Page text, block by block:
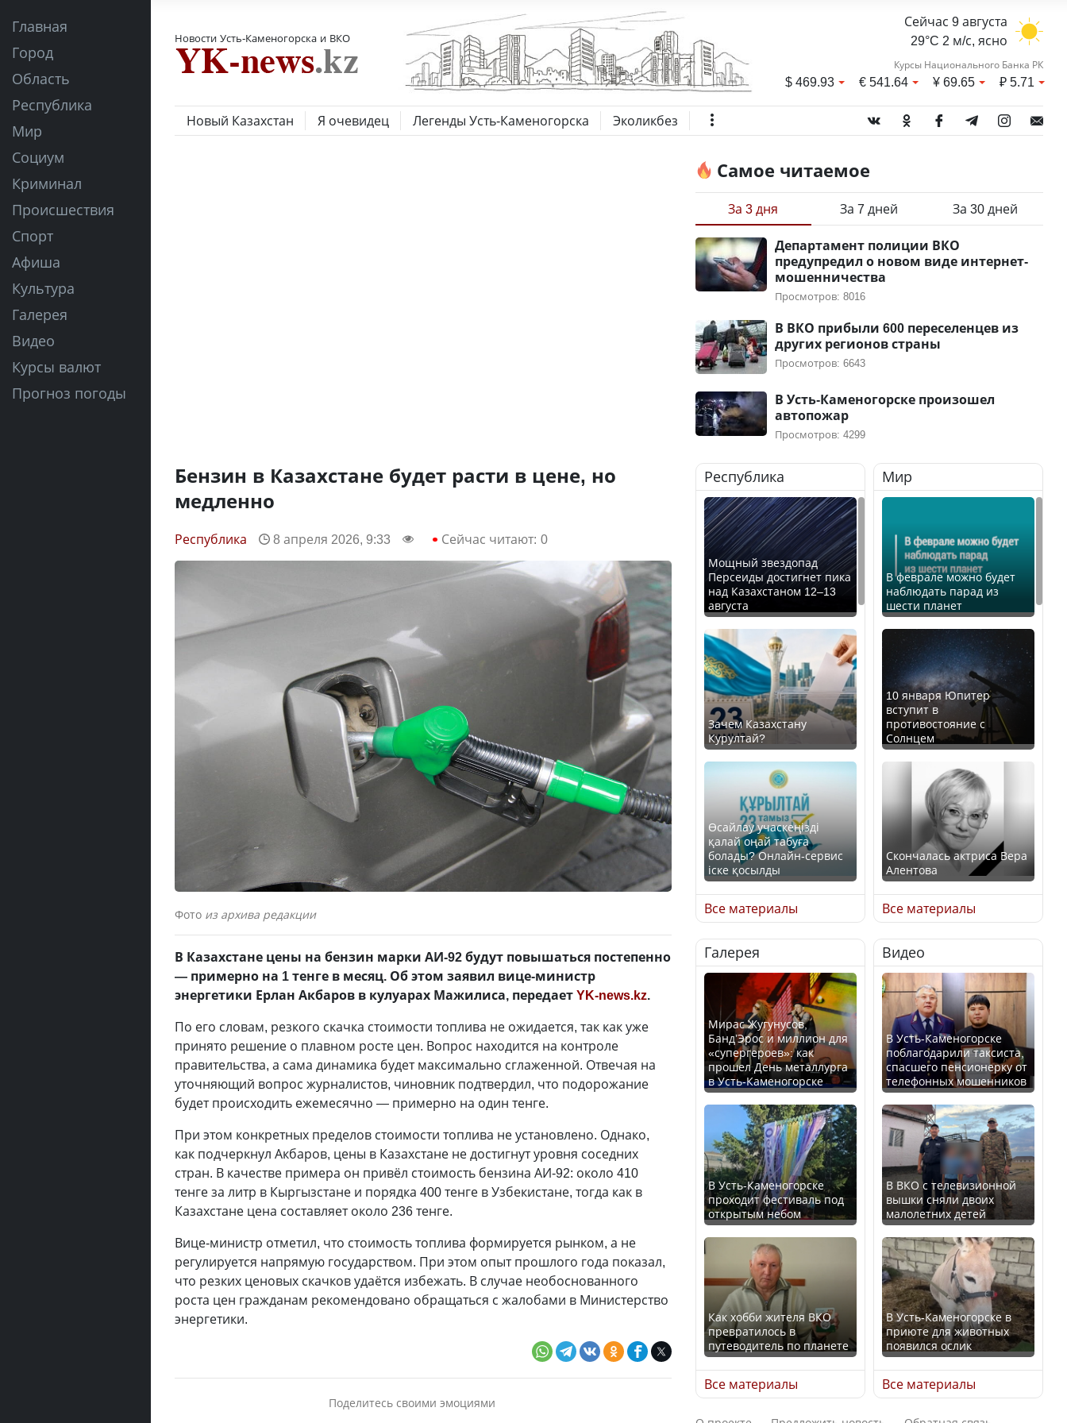
Главная
Город
Область
Республика
Мир
Социум
Криминал
Происшествия
Спорт
Афиша
Культура
Галерея
Видео
Курсы валют
Прогноз погоды
Новости Усть-Каменогорска и ВКО
Сейчас 9 августа
29°C 2 м/с, ясно
Курсы Национального Банка РК
$469.93 €541.64 ¥69.65 ₽5.71
Новый Казахстан Я очевидец Легенды Усть-Каменогорска Эколикбез
Бензин в Казахстане будет расти в цене, но
медленно
Республика 8 апреля 2026, 9:33 Сейчас читают: 0
Фото из архива редакции
В Казахстане цены на бензин марки АИ-92 будут повышаться постепенно
— примерно на 1 тенге в месяц. Об этом заявил вице-министр
энергетики Ерлан Акбаров в кулуарах Мажилиса, передаетYK-news.kz.
По его словам, резкого скачка стоимости топлива не ожидается, так как уже
принято решение о плавном росте цен. Вопрос находится на контроле
правительства, а сама динамика будет максимально сглаженной. Отвечая на
уточняющий вопрос журналистов, чиновник подтвердил, что подорожание
будет происходить ежемесячно — примерно на один тенге.
При этом конкретных пределов стоимости топлива не установлено. Однако,
как подчеркнул Акбаров, цены в Казахстане не достигнут уровня соседних
стран. В качестве примера он привёл стоимость бензина АИ-92: около 410
тенге за литр в Кыргызстане и порядка 400 тенге в Узбекистане, тогда как в
Казахстане цена составляет около 236 тенге.
Вице-министр отметил, что стоимость топлива формируется рынком, а не
регулируется напрямую государством. При этом опыт прошлого года показал,
что резких ценовых скачков удаётся избежать. В случае необоснованного
роста цен гражданам рекомендовано обращаться с жалобами в Министерство
энергетики.
Поделитесь своими эмоциями
Самое читаемое
За 3 дня За 7 дней За 30 дней
Департамент полиции ВКО
предупредил о новом виде интернет-
мошенничества
Просмотров: 8016
В ВКО прибыли 600 переселенцев из
других регионов страны
Просмотров: 6643
В Усть-Каменогорске произошел
автопожар
Просмотров: 4299
Республика
Мощный звездопад
Персеиды достигнет пика
над Казахстаном 12–13
августа
Зачем Казахстану
Курултай?
Өсайлау учаскеңізді
қалай оңай табуға
болады? Онлайн-сервис
іске қосылды
Как легко найти свой
участок для голосования?
Минтруда назвало
отрасли с самыми
высокими зарплатными
предложениями
Искусственный интеллект
официально включили в
школьную программу
Казахстана
В Казахстане стало
проще получить
направления на
медицинские
обследования
Все материалы
Мир
В феврале можно будет
наблюдать парад из
шести планет
10 января Юпитер
вступит в
противостояние с
Солнцем
Скончалась актриса Вера
Алентова
В РФ вынесен заочный
приговор по уголовному
делу об убийстве Игоря
Талькова
В России введены
дополнительные
ограничения для
казахстанских прав
Трамп официально
вступил в должность
президента США
Луну признали объектом
культурного наследия,
находящегося под
угрозой исчезновения
Все материалы
Галерея
Мирас Жугунусов,
Банд’Эрос и миллион для
«супергероев»: как
прошел День металлурга
в Усть-Каменогорске
В Усть-Каменогорске
проходит фестиваль под
открытым небом
Как хобби жителя ВКО
превратилось в
путеводитель по планете
Все материалы
Видео
В Усть-Каменогорске
поблагодарили таксиста,
спасшего пенсионерку от
телефонных мошенников
В ВКО с телевизионной
вышки сняли двоих
малолетних детей
В Усть-Каменогорске в
приюте для животных
появился ослик
Все материалы